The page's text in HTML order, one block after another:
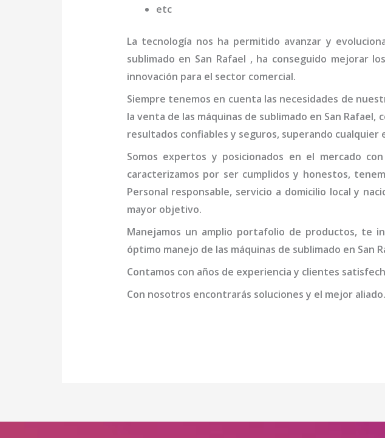
etc
La tecnología nos ha permitido avanzar y
sublimado en San Rafael , ha conseguido mejorar
innovación para el sector comercial.
Siempre tenemos en cuenta las necesidades de
la venta de las máquinas de sublimado en San Rafael,
resultados confiables y seguros, superando cualquier
Somos expertos y posicionados en el mercado
caracterizamos por ser cumplidos y honestos,
Personal responsable, servicio a domicilio local y
mayor objetivo.
Manejamos un amplio portafolio de productos, te
óptimo manejo de las máquinas de sublimado en San
Contamos con años de experiencia y clientes
Con nosotros encontrarás soluciones y el mejor